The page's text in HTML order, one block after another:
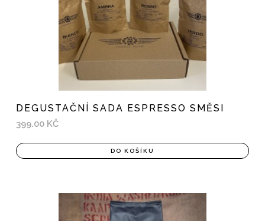
DEGUSTAČNÍ SADA ESPRESSO SMĚSI
399.00 KČ
DO KOŠÍKU